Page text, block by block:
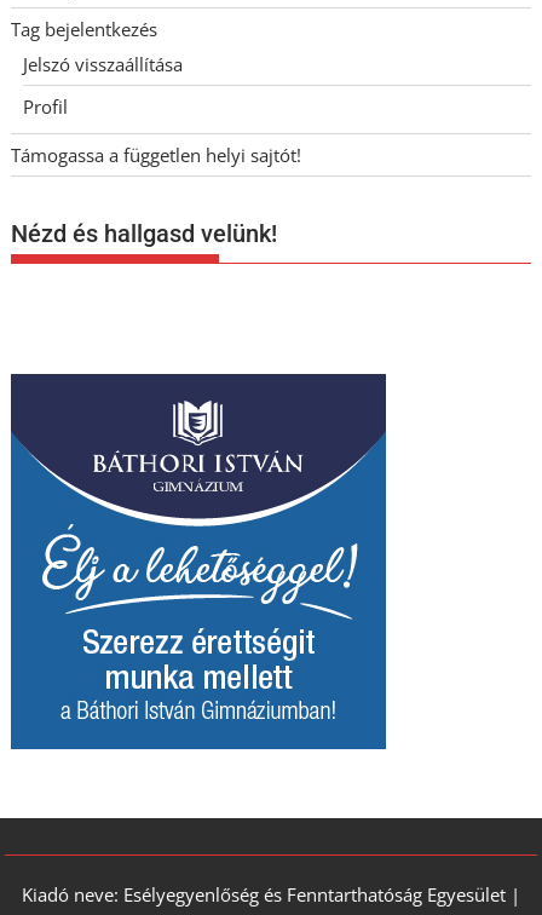
Tag bejelentkezés
Jelszó visszaállítása
Profil
Támogassa a független helyi sajtót!
Nézd és hallgasd velünk!
Kiadó neve: Esélyegyenlőség és Fenntarthatóság Egyesület |